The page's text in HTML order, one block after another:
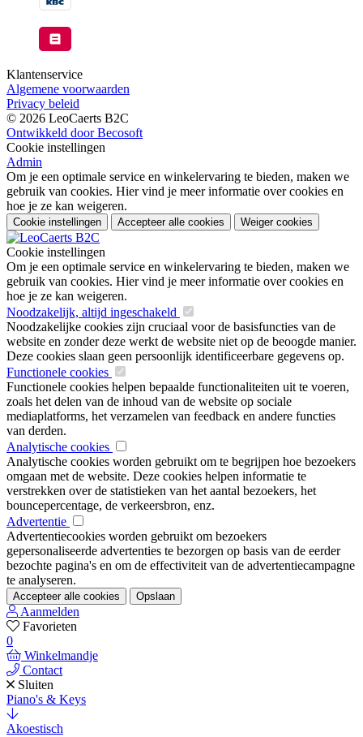
Klantenservice
Algemene voorwaarden
Privacy beleid
© 2026 LeoCaerts B2C
Ontwikkeld door Becosoft
Cookie instellingen
Admin
Om je een optimale service en winkelervaring te bieden, maken we
gebruik van cookies. Hier vind je meer informatie over cookies en
hoe je ze kan weigeren.
Cookie instellingen Accepteer alle cookies Weiger cookies
Cookie instellingen
Om je een optimale service en winkelervaring te bieden, maken we
gebruik van cookies. Hier vind je meer informatie over cookies en
hoe je ze kan weigeren.
Noodzakelijk, altijd ingeschakeld
Noodzakelijke cookies zijn cruciaal voor de basisfuncties van de
website en zonder deze werkt de website niet op de beoogde manier.
Deze cookies slaan geen persoonlijk identificeerbare gegevens op.
Functionele cookies
Functionele cookies helpen bepaalde functionaliteiten uit te voeren,
zoals het delen van de inhoud van de website op sociale
mediaplatforms, het verzamelen van feedback en andere functies
van derden.
Analytische cookies
Analytische cookies worden gebruikt om te begrijpen hoe bezoekers
omgaan met de website. Deze cookies helpen informatie te
verstrekken over de statistieken van het aantal bezoekers, het
bouncepercentage, de verkeersbron, enz.
Advertentie
Advertentiecookies worden gebruikt om bezoekers
gepersonaliseerde advertenties te bezorgen op basis van de eerder
bezochte pagina's en om de effectiviteit van de advertentiecampagne
te analyseren.
Accepteer alle cookies Opslaan
Aanmelden
Favorieten
0
Winkelmandje
Contact
Sluiten
Piano's & Keys
Akoestisch